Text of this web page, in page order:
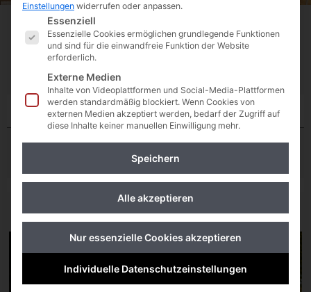
Zur Detailsuche
Graz € 298.000,-
Einstellungen widerrufen oder anpassen.
Es folgt eine Liste der Service-Gruppen, für die
Essenziell
Essenzielle Cookies ermöglichen grundlegende Funktionen
und sind für die einwandfreie Funktion der Website
erforderlich.
Externe Medien
Inhalte von Videoplattformen und Social-Media-Plattformen
werden standardmäßig blockiert. Wenn Cookies von
externen Medien akzeptiert werden, bedarf der Zugriff auf
diese Inhalte keiner manuellen Einwilligung mehr.
Speichern
Alle akzeptieren
Nur essenzielle Cookies akzeptieren
Individuelle Datenschutzeinstellungen